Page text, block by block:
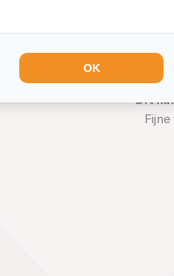
Je wordt
Dit
OK